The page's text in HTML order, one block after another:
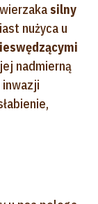
silny
nużyca u
nadmierną